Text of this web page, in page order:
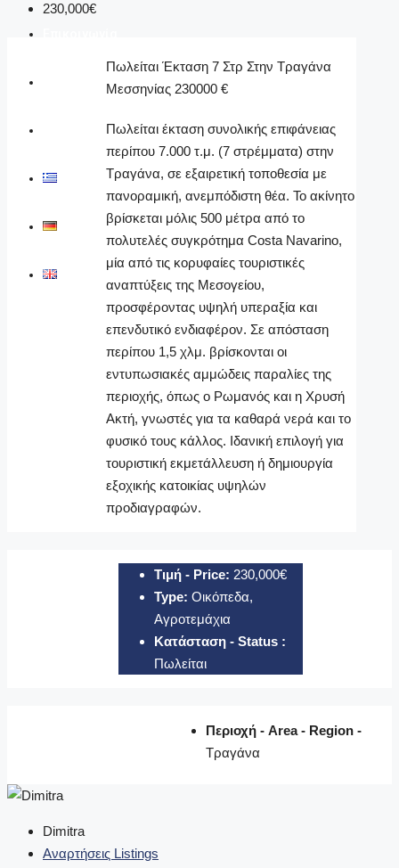
Αναζήτηση
Ανακαλύψτε
Ελληνικά
Deutsch
230,000€
Πωλείται Έκταση 7 Στρ Στην Τραγάνα
Μεσσηνίας 230000 €
Πωλείται έκταση συνολικής επιφάνειας
περίπου 7.000 τ.μ. (7 στρέμματα) στην
Τραγάνα, σε εξαιρετική τοποθεσία με
πανοραμική, ανεμπόδιστη θέα. Το ακίνητο
βρίσκεται μόλις 500 μέτρα από το
πολυτελές συγκρότημα Costa Navarino,
μία από τις κορυφαίες τουριστικές
αναπτύξεις της Μεσογείου,
προσφέροντας υψηλή υπεραξία και
επενδυτικό ενδιαφέρον. Σε απόσταση
περίπου 1,5 χλμ. βρίσκονται οι
εντυπωσιακές αμμώδεις παραλίες της
περιοχής, όπως ο Ρωμανός και η Χρυσή
Ακτή, γνωστές για τα καθαρά νερά και το
φυσικό τους κάλλος. Ιδανική επιλογή για
τουριστική εκμετάλλευση ή δημιουργία
εξοχικής κατοικίας υψηλών
προδιαγραφών.
Τιμή - Price: 230,000€
Type: Οικόπεδα,
Αγροτεμάχια
Κατάσταση - Status :
Πωλείται
Περιοχή - Area - Region -
Τραγάνα
Dimitra
Αναρτήσεις Listings